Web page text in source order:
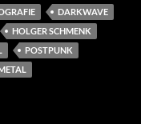
DARKWAVE
HOLGER SCHMENK
POSTPUNK